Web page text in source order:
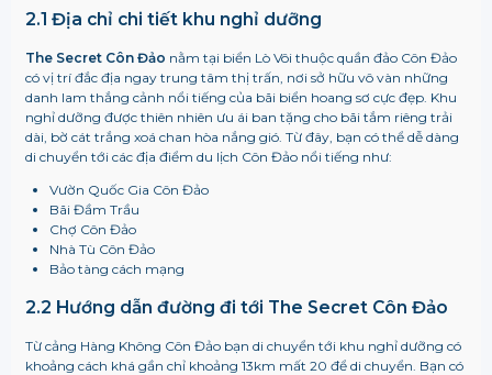
2.1 Địa chỉ chi tiết khu nghỉ dưỡng
The Secret Côn Đảo nằm tại biển Lò Vôi thuộc quần đảo Côn Đảo
có vị trí đắc địa ngay trung tâm thị trấn, nơi sở hữu vô vàn những
danh lam thắng cảnh nổi tiếng của bãi biển hoang sơ cực đẹp. Khu
nghỉ dưỡng được thiên nhiên ưu ái ban tặng cho bãi tắm riêng trải
dài, bờ cát trắng xoá chan hòa nắng gió. Từ đây, bạn có thể dễ dàng
di chuyển tới các địa điểm du lịch Côn Đảo nổi tiếng như:
Vườn Quốc Gia Côn Đảo
Bãi Đầm Trầu
Chợ Côn Đảo
Nhà Tù Côn Đảo
Bảo tàng cách mạng
2.2 Hướng dẫn đường đi tới The Secret Côn Đảo
Từ cảng Hàng Không Côn Đảo bạn di chuyển tới khu nghỉ dưỡng có
khoảng cách khá gần chỉ khoảng 13km mất 20 để di chuyển. Bạn có